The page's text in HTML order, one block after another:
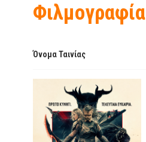
Φιλμογραφία
Όνομα Ταινίας